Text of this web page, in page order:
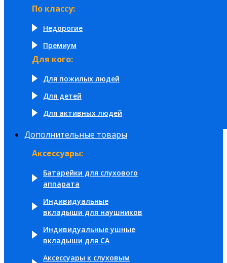
По классу:
Недорогие
Премиум
Для кого:
Для пожилых людей
Для детей
Для активных людей
Дополнительные товары
Аксессуары:
Батарейки для слухового
аппарата
Индивидуальные
вкладыши для наушников
Индивидуальные ушные
вкладыши для СА
Аксессуары к слуховым